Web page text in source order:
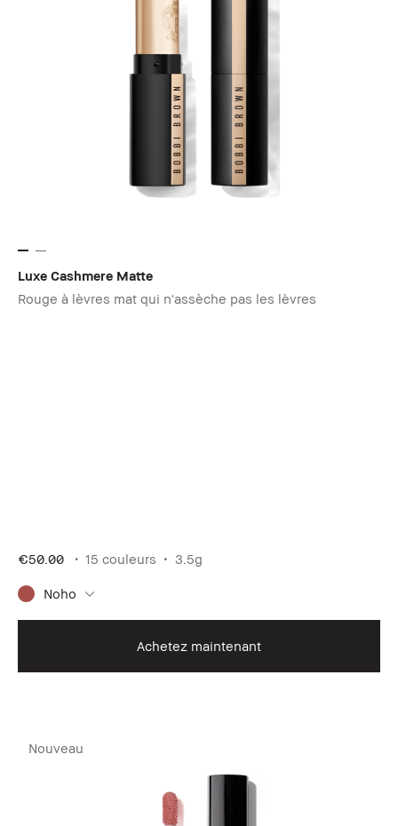
Luxe Cashmere Matte
Rouge à lèvres mat qui n'assèche pas les lèvres
€50.00 15 couleurs 3.5g
Noho
Achetez maintenant
Nouveau